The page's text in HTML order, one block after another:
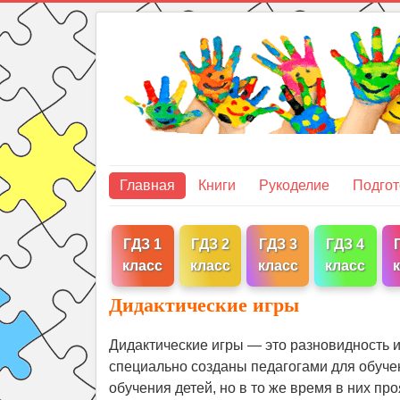
Главная Книги Рукоделие
ГДЗ 1
класс
ГДЗ 2
класс
ГДЗ 3
класс
ГДЗ 4
класс
Дидактические игры
Дидактические игры — это разновидность
специально созданы педагогами для
обучения детей, но в то же время в них